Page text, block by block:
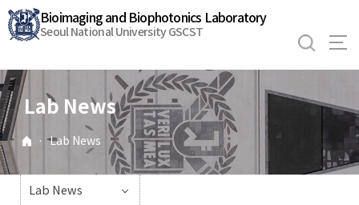
바
로
기
메
뉴
Bioimaging and Biophotonics Laboratory
Seoul National University GSCST
Lab News
· Lab News
Lab News